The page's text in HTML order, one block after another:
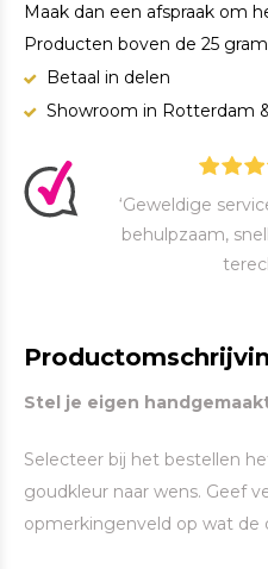
Maak dan een afspraak om
Producten boven de 25
Betaal in delen
Showroom in Rotterdam
‘Geweldige
behulpzaam,
Stel je eigen
Selecteer bij het bestellen
goudkleur naar wens. Geef
opmerkingenveld op wat de